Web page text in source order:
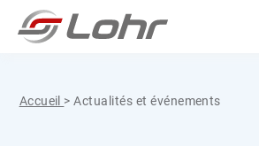
Aller directement au contenu
Accueil >Actualités et événements
Panneau de gestion des cookies